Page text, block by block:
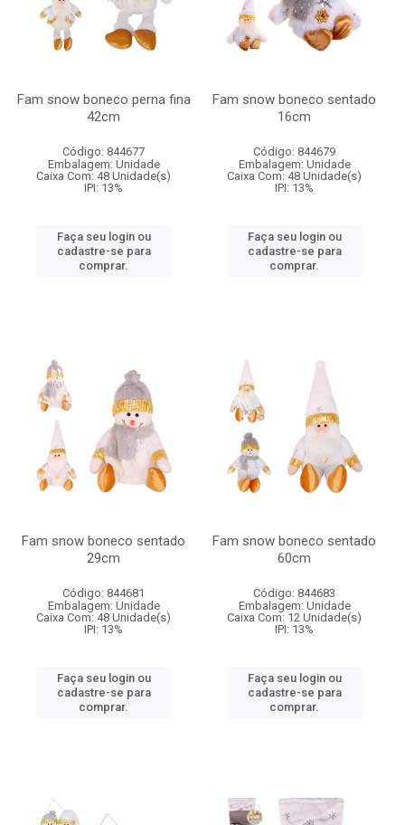
Fam snow boneco perna fina
42cm
Código: 844677
Embalagem: Unidade
Caixa Com: 48 Unidade(s)
IPI: 13%
Faça seu login ou
cadastre-se para
comprar.
Fam snow boneco sentado
16cm
Código: 844679
Embalagem: Unidade
Caixa Com: 48 Unidade(s)
IPI: 13%
Faça seu login ou
cadastre-se para
comprar.
Fam snow boneco sentado
29cm
Código: 844681
Embalagem: Unidade
Caixa Com: 48 Unidade(s)
IPI: 13%
Faça seu login ou
cadastre-se para
comprar.
Fam snow boneco sentado
60cm
Código: 844683
Embalagem: Unidade
Caixa Com: 12 Unidade(s)
IPI: 13%
Faça seu login ou
cadastre-se para
comprar.